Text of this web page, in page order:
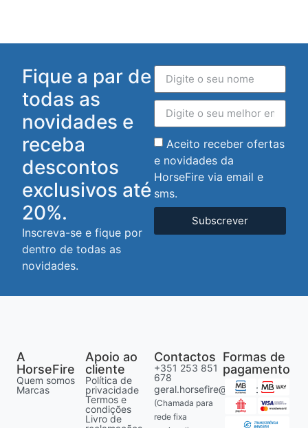
Fique a par de
todas as
novidades e
receba
descontos
exclusivos até
20%.
Inscreva-se e fique por
dentro de todas as
novidades.
Aceito receber ofertas
e novidades da
HorseFire via email e
sms.
Subscrever
A
HorseFire
Quem somos
Marcas
Apoio ao
cliente
Política de
privacidade
Termos e
condições
Livro de
Contactos
+351 253 851
678
geral.horsefire@gmail.com
(Chamada para
rede fixa
Formas de
pagamento